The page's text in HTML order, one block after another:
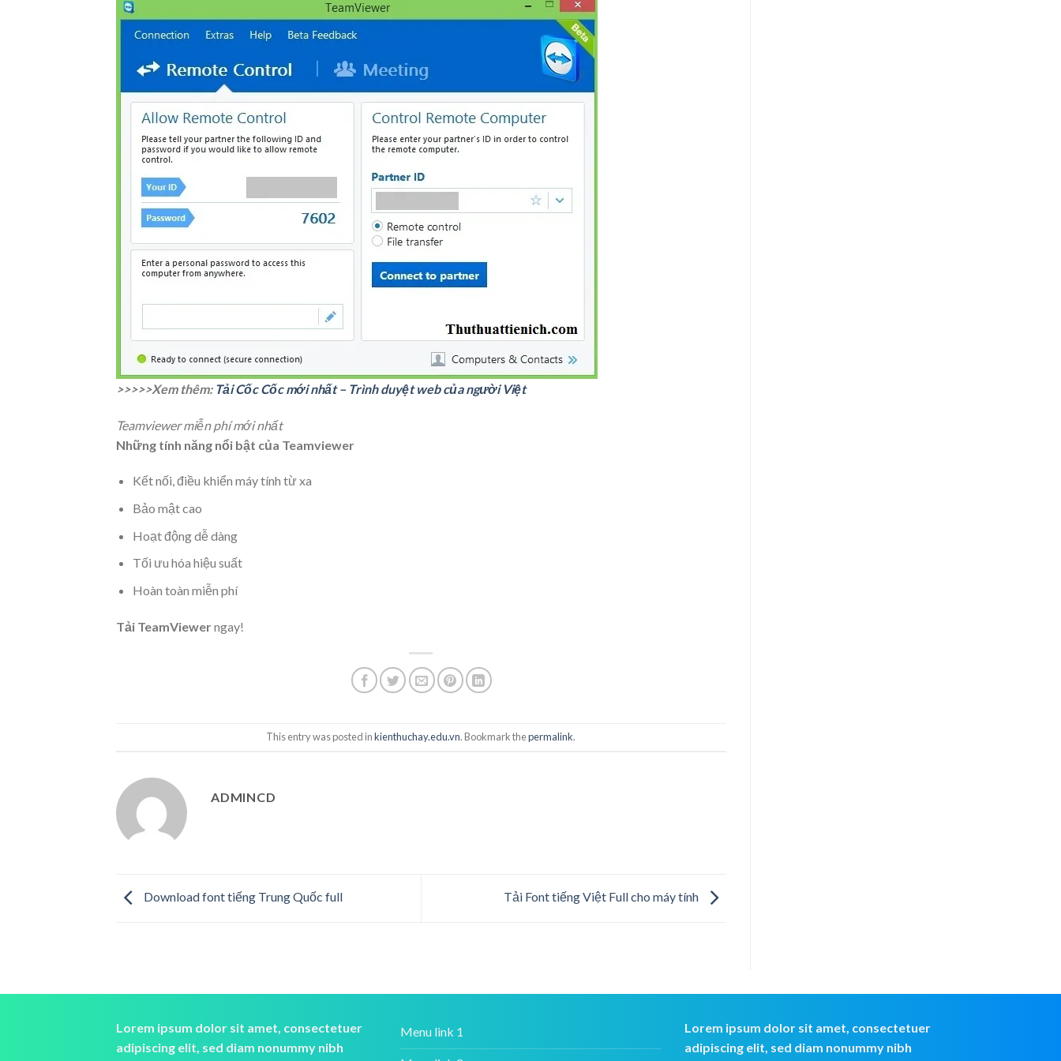
>>>>>Xem thêm: Tải Cốc Cốc mới nhất – Trình duyệt web của người Việt
Teamviewer miễn phí mới nhất
Những tính năng nổi bật của Teamviewer
Kết nối, điều khiển máy tính từ xa
Bảo mật cao
Hoạt động dễ dàng
Tối ưu hóa hiệu suất
Hoàn toàn miễn phí
Tải TeamViewerngay!
This entry was posted inkienthuchay.edu.vn. Bookmark thepermalink.
ADMINCD
Download font tiếng Trung Quốc full Tải Font tiếng Việt Full cho máy tính
Lorem ipsum dolor sit amet, consectetuer
adipiscing elit, sed diam nonummy nibh
Menu link 1
Lorem ipsum dolor sit amet, consectetuer
adipiscing elit, sed diam nonummy nibh